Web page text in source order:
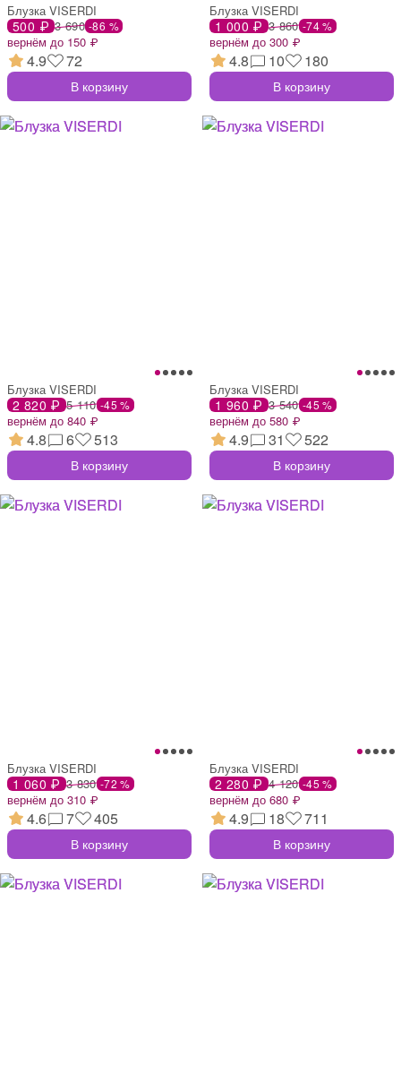
Блузка VISERDI
500 ₽ 3 690 -86 %
вернём до 150 ₽
4.9 72
В корзину
Блузка VISERDI
1 000 ₽ 3 860 -74 %
вернём до 300 ₽
4.8 10 180
В корзину
Блузка VISERDI
2 820 ₽ 5 110 -45 %
вернём до 840 ₽
4.8 6 513
В корзину
Блузка VISERDI
1 960 ₽ 3 540 -45 %
вернём до 580 ₽
4.9 31 522
В корзину
Блузка VISERDI
1 060 ₽ 3 830 -72 %
вернём до 310 ₽
4.6 7 405
В корзину
Блузка VISERDI
2 280 ₽ 4 120 -45 %
вернём до 680 ₽
4.9 18 711
В корзину